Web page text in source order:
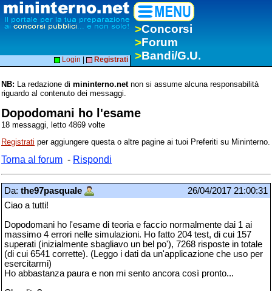
>Concorsi
>Forum
>Bandi/G.U.
Login Registrati
NB: La redazione di mininterno.netnon si assume alcuna responsabilità
riguardo al contenuto dei messaggi.
Dopodomani ho l'esame
18 messaggi, letto 4869 volte
Registrati per aggiungere questa o altre pagine ai tuoi Preferiti su Mininterno.
Torna al forum - Rispondi
Da: the97pasquale
26/04/2017 21:00:31
Ciao a tutti!
Dopodomani ho l'esame di teoria e faccio normalmente dai 1 ai
massimo 4 errori nelle simulazioni. Ho fatto 204 test, di cui 157
superati (inizialmente sbagliavo un bel po'), 7268 risposte in totale
(di cui 6541 corrette). (Leggo i dati da un'applicazione che uso per
esercitarmi)
Ho abbastanza paura e non mi sento ancora così pronto...